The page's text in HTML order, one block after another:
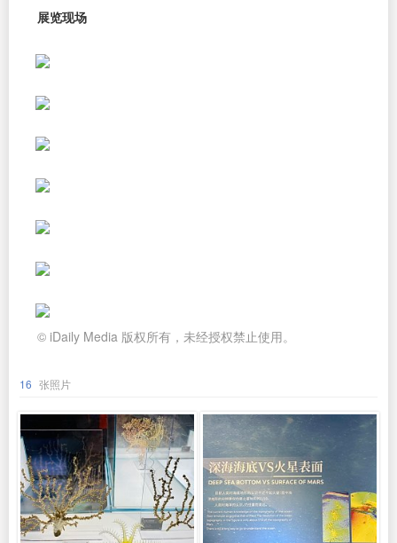
展览现场
© iDaily Media 版权所有，未经授权禁止使用。
16 张照片